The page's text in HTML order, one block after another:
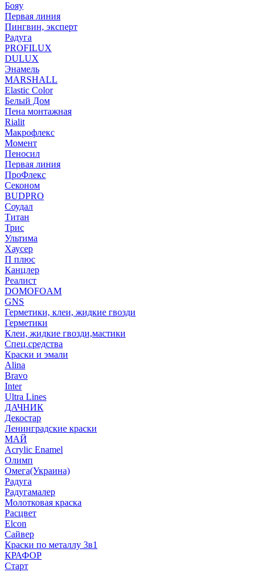
Бояу
Первая линия
Пингвин, эксперт
Радуга
PROFILUX
DULUX
Энамель
MARSHALL
Elastic Color
Белый Дом
Пена монтажная
Rialit
Макрофлекс
Момент
Пеносил
Первая линия
ПроФлекс
Секоном
BUDPRO
Соудал
Титан
Трис
Ультима
Хаусер
П плюс
Канцлер
Реалист
DOMOFOAM
GNS
Герметики, клеи, жидкие гвозди
Герметики
Клеи, жидкие гвозди,мастики
Спец.средства
Краски и эмали
Alina
Bravo
Inter
Ultra Lines
ДАЧНИК
Декостар
Ленинградские краски
МАЙ
Acrylic Enamel
Олимп
Омега(Украина)
Радуга
Радугамалер
Молотковая краска
Расцвет
Elcon
Сайвер
Краски по металлу 3в1
КРАФОР
Старт